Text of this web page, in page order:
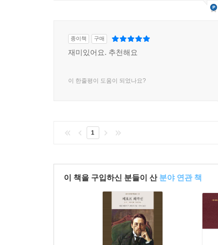
종이책 구매
재미있어요. 추천해요
이 한줄평이 도움이 되었나요?
1
이 책을 구입하신 분들이 산 분야 연관 책